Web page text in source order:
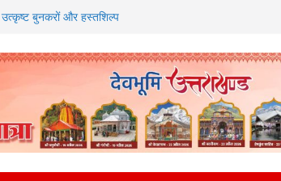
उत्कृष्ट बुनकरों और हस्तशिल्प
प्रदर्शन
को पुलिस ने किया गिरफ्तार
विकास को नई गति : धामी
एक्शन, दो स्थानों पर ध्वस्तीकरण,